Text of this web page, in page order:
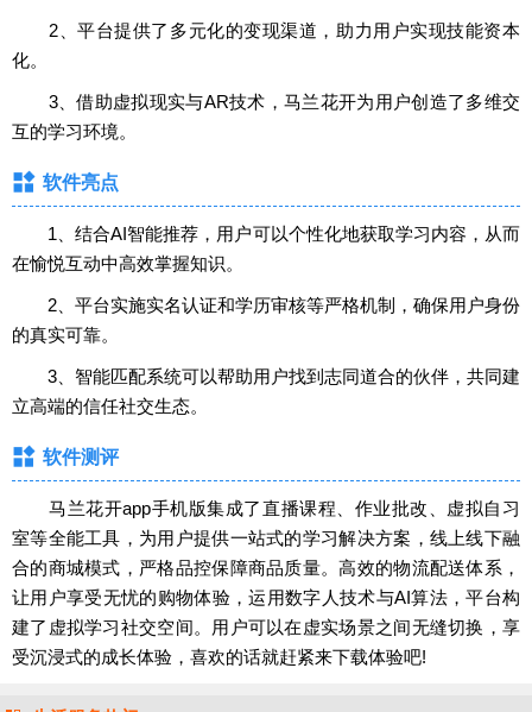
2、平台提供了多元化的变现渠道，助力用户实现技能资本
化。
3、借助虚拟现实与AR技术，马兰花开为用户创造了多维交
互的学习环境。
软件亮点
1、结合AI智能推荐，用户可以个性化地获取学习内容，从而
在愉悦互动中高效掌握知识。
2、平台实施实名认证和学历审核等严格机制，确保用户身份
的真实可靠。
3、智能匹配系统可以帮助用户找到志同道合的伙伴，共同建
立高端的信任社交生态。
软件测评
马兰花开app手机版集成了直播课程、作业批改、虚拟自习
室等全能工具，为用户提供一站式的学习解决方案，线上线下融
合的商城模式，严格品控保障商品质量。高效的物流配送体系，
让用户享受无忧的购物体验，运用数字人技术与AI算法，平台构
建了虚拟学习社交空间。用户可以在虚实场景之间无缝切换，享
受沉浸式的成长体验，喜欢的话就赶紧来下载体验吧!